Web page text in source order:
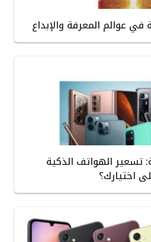
في عوالم المعرفة والإبداع
تسعير الهواتف الذكية
اختيارك؟